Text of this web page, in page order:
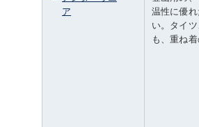
ア
温性に優
い。タイ
も、重ね